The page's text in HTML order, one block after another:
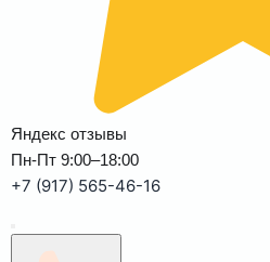
Яндекс отзывы
Пн-Пт 9:00–18:00
+7 (917) 565-46-16